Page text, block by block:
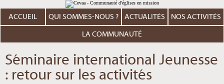
au
contenu.
Aller
personnels
ACCUEIL QUI SOMMES-NOUS ? ACTUALITÉS NOS ACTIVITÉS
LA COMMUNAUTÉ
Séminaire international Jeunesse
: retour sur les activités